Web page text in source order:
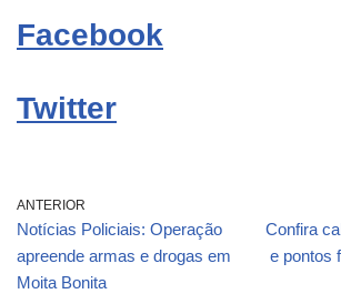
Facebook
Twitter
ANTERIOR
Notícias Policiais: Operação
apreende armas e drogas em
Moita Bonita
Confira
e pontos